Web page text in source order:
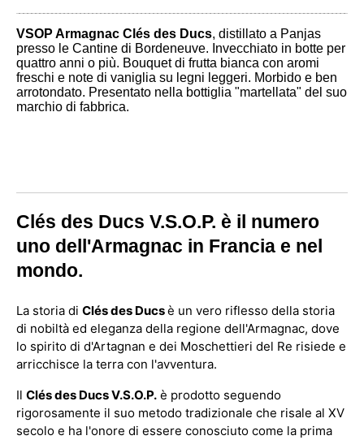
VSOP Armagnac Clés des Ducs, distillato a Panjas
presso le Cantine di Bordeneuve. Invecchiato in botte per
quattro anni o più. Bouquet di frutta bianca con aromi
freschi e note di vaniglia su legni leggeri. Morbido e ben
arrotondato. Presentato nella bottiglia "martellata" del suo
marchio di fabbrica.
Clés des Ducs V.S.O.P. è il numero
uno dell'Armagnac in Francia e nel
mondo.
La storia di Clés des Ducsè un vero riflesso della storia
di nobiltà ed eleganza della regione dell'Armagnac, dove
lo spirito di d'Artagnan e dei Moschettieri del Re risiede e
arricchisce la terra con l'avventura.
Il Clés des Ducs V.S.O.P. è prodotto seguendo
rigorosamente il suo metodo tradizionale che risale al XV
secolo e ha l'onore di essere conosciuto come la prima